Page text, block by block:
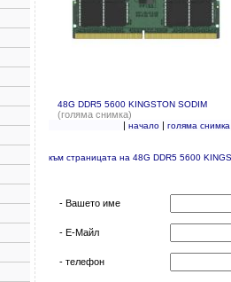
48G DDR5 5600 KINGSTON SODIM
(голяма снимка)
| начало| голяма снимка
към страницата на 48G DDR5 5600
- Вашето име
- Е-Майл
- телефон